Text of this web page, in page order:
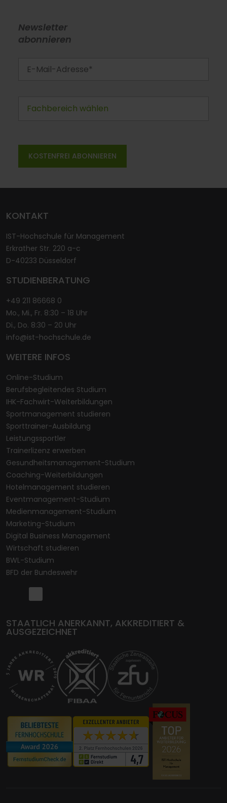
Newsletter
abonnieren
KONTAKT
IST-Hochschule für Management
Erkrather Str. 220 a-c
D-40233 Düsseldorf
STUDIENBERATUNG
+49 211 86668 0
Mo., Mi., Fr. 8:30 – 18 Uhr
Di., Do. 8:30 – 20 Uhr
info@ist-hochschule.de
WEITERE INFOS
Online-Studium
Berufsbegleitendes Studium
IHK-Fachwirt-Weiterbildungen
Sportmanagement studieren
Sporttrainer-Ausbildung
Leistungssportler
Trainerlizenz erwerben
Gesundheitsmanagement-Studium
Coaching-Weiterbildungen
Hotelmanagement studieren
Eventmanagement-Studium
Medienmanagement-Studium
Marketing-Studium
Digital Business Management
Wirtschaft studieren
BWL-Studium
BFD der Bundeswehr
STAATLICH ANERKANNT, AKKREDITIERT &
AUSGEZEICHNET